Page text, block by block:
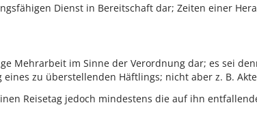
Dienst in Bereitschaft dar; Zeiten einer
Mehrarbeit im Sinne der Verordnung dar; es sei
eines zu überstellenden Häftlings; nicht aber z. B.
Reisetag jedoch mindestens die auf ihn